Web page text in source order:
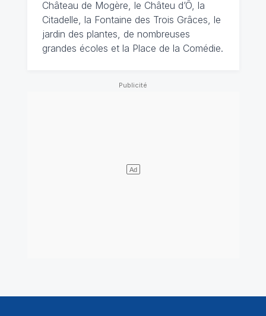
Château de Mogère, le Châteu d’Ô, la
Citadelle, la Fontaine des Trois Grâces, le
jardin des plantes, de nombreuses
grandes écoles et la Place de la Comédie.